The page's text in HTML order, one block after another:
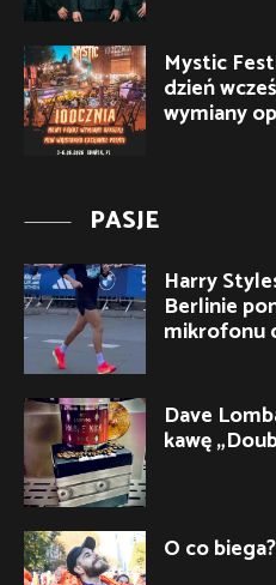
Mystic
dzień
wymiany
PASJE
Harry
Berlinie
mikrofonu
Dave
kawę
O co biega?